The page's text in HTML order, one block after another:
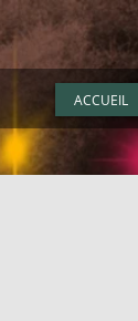
ACCUEIL